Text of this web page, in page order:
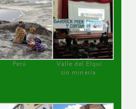
Perú
Valle del Elqui
sin minería.